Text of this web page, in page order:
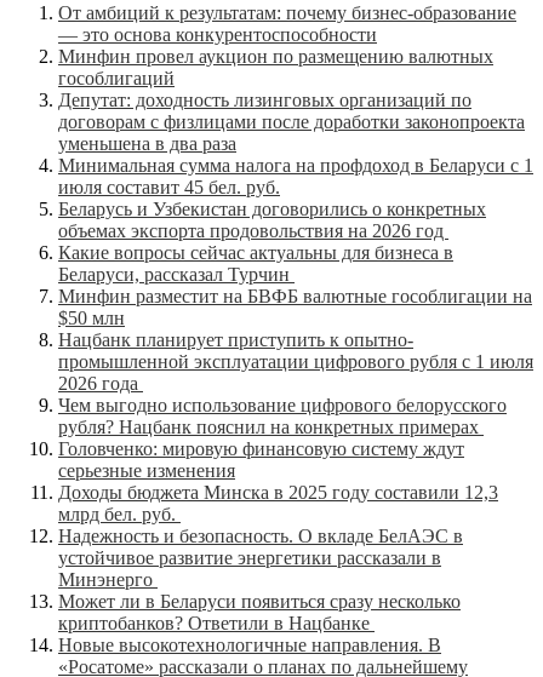
От амбиций к результатам: почему бизнес-образование
— это основа конкурентоспособности
Минфин провел аукцион по размещению валютных
гособлигаций
Депутат: доходность лизинговых организаций по
договорам с физлицами после доработки законопроекта
уменьшена в два раза
Минимальная сумма налога на профдоход в Беларуси с 1
июля составит 45 бел. руб.
Беларусь и Узбекистан договорились о конкретных
объемах экспорта продовольствия на 2026 год
Какие вопросы сейчас актуальны для бизнеса в
Беларуси, рассказал Турчин
Минфин разместит на БВФБ валютные гособлигации на
$50 млн
Нацбанк планирует приступить к опытно-
промышленной эксплуатации цифрового рубля с 1 июля
2026 года
Чем выгодно использование цифрового белорусского
рубля? Нацбанк пояснил на конкретных примерах
Головченко: мировую финансовую систему ждут
серьезные изменения
Доходы бюджета Минска в 2025 году составили 12,3
млрд бел. руб.
Надежность и безопасность. О вкладе БелАЭС в
устойчивое развитие энергетики рассказали в
Минэнерго
Может ли в Беларуси появиться сразу несколько
криптобанков? Ответили в Нацбанке
Новые высокотехнологичные направления. В
«Росатоме» рассказали о планах по дальнейшему